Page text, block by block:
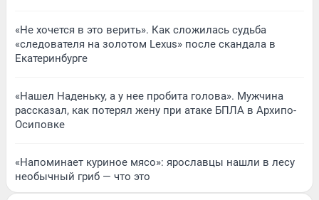
«Не хочется в это верить». Как сложилась судьба
«следователя на золотом Lexus» после скандала в
Екатеринбурге
«Нашел Наденьку, а у нее пробита голова». Мужчина
рассказал, как потерял жену при атаке БПЛА в Архипо-
Осиповке
«Напоминает куриное мясо»: ярославцы нашли в лесу
необычный гриб — что это